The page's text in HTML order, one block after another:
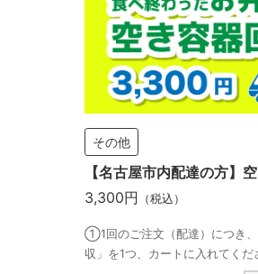
その他
【名古屋市内配達の方】
3,300円 （税込）
①1回のご注文（配達）につき、
収」を1つ、カートに入れてくだ